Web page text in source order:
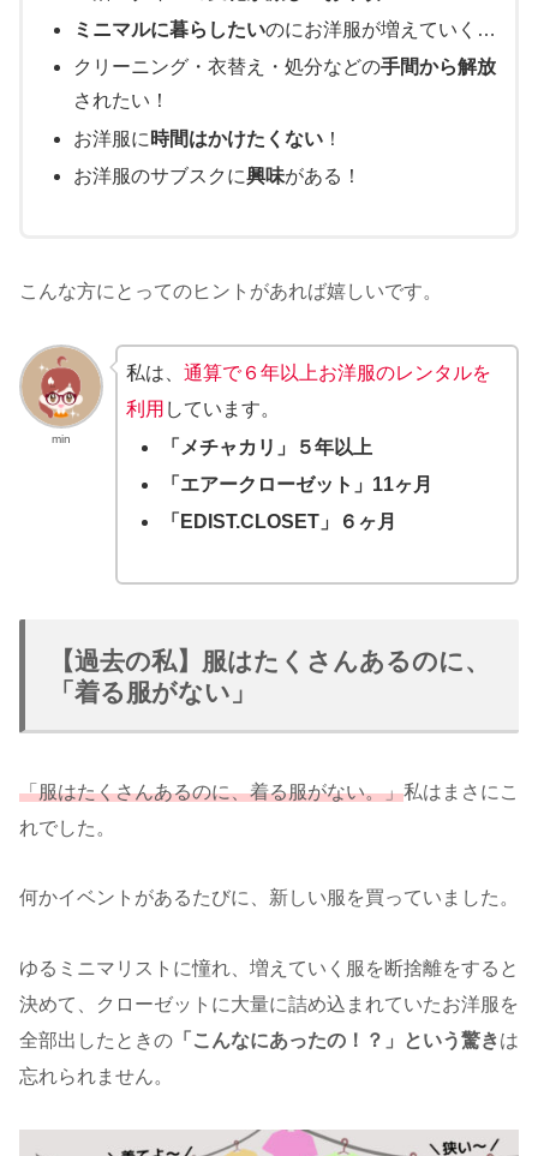
ミニマルに暮らしたいのにお洋服が増えていく…
クリーニング・衣替え・処分などの手間から解放
されたい！
お洋服に 時間はかけたくない！
お洋服のサブスクに興味がある！
こんな方にとってのヒントがあれば嬉しいです。
min
私は、 通算で６年以上お洋服のレンタルを
利用 しています。
「メチャカリ」５年以上
「エアークローゼット」11ヶ月
「EDIST.CLOSET」６ヶ月
【過去の私】服はたくさんあるのに、
「着る服がない」
「服はたくさんあるのに、着る服がない。」私はまさにこ
れでした。
何かイベントがあるたびに、新しい服を買っていました。
ゆるミニマリストに憧れ、増えていく服を断捨離をすると
決めて、クローゼットに大量に詰め込まれていたお洋服を
全部出したときの 「こんなにあったの！？」という驚きは
忘れられません。